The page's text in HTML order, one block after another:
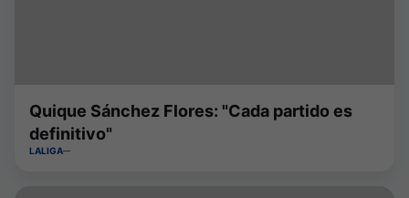
Quique Sánchez Flores: "Cada partido es
definitivo"
LALIGA